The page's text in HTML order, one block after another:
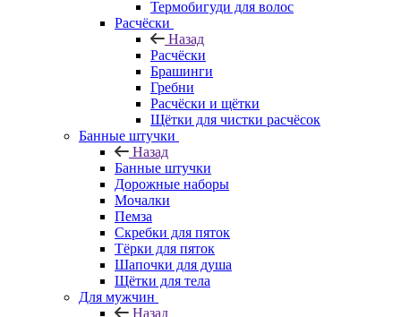
Термобигуди для волос
Расчёски
Назад
Расчёски
Брашинги
Гребни
Расчёски и щётки
Щётки для чистки расчёсок
Банные штучки
Назад
Банные штучки
Дорожные наборы
Мочалки
Пемза
Скребки для пяток
Тёрки для пяток
Шапочки для душа
Щётки для тела
Для мужчин
Назад